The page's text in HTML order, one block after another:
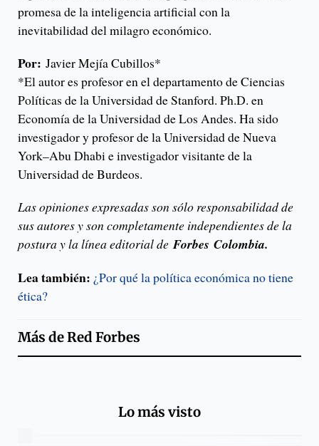
promesa de la inteligencia artificial con la
inevitabilidad del milagro económico.
Por: Javier Mejía Cubillos*
*El autor es profesor en el departamento de Ciencias
Políticas de la Universidad de Stanford. Ph.D. en
Economía de la Universidad de Los Andes. Ha sido
investigador y profesor de la Universidad de Nueva
York–Abu Dhabi e investigador visitante de la
Universidad de Burdeos.
Las opiniones expresadas son sólo responsabilidad de
sus autores y son completamente independientes de la
postura y la línea editorial deForbes Colombia.
Lea también: ¿Por qué la política económica no tiene
ética?
Más deRed Forbes
Lo más visto